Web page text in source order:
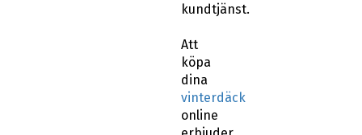
kundtjänst.
Att
köpa
dina
vinterdäck
online